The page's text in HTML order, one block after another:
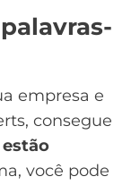
empresa e
consegue
estão
você pode